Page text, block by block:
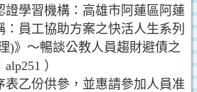
證學習機構：高雄市阿蓮區阿蓮
：員工協助方案之快活人生系列
)》～暢談公教人員趨財避債之
）
表乙份供參，並惠請參加人員准